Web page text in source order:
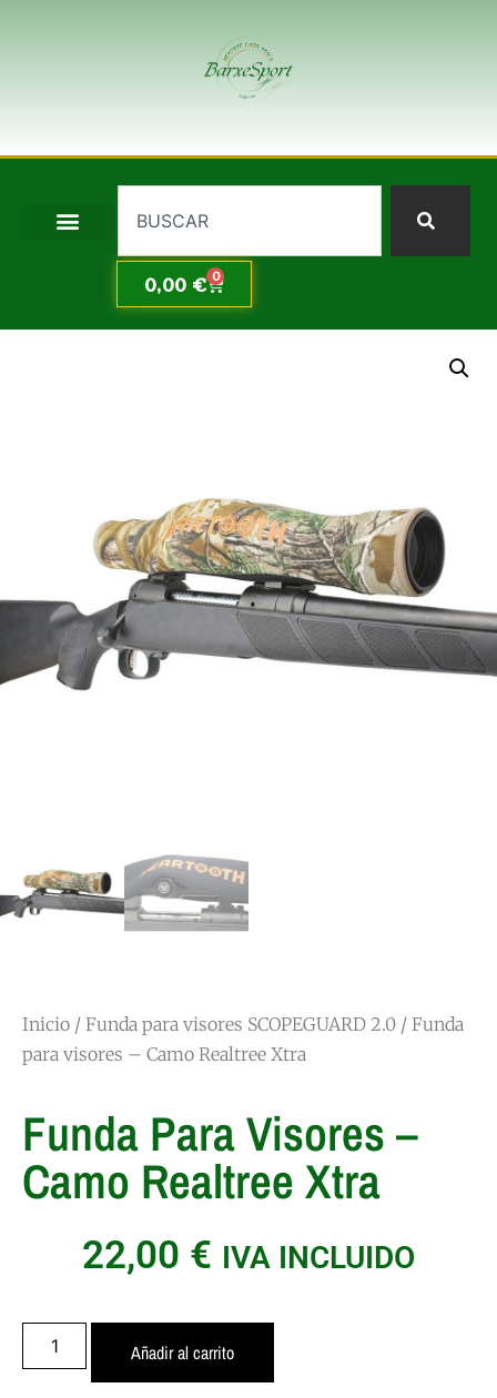
0,00€ 0
Inicio / Funda para visores SCOPEGUARD 2.0 / Funda
para visores – Camo Realtree Xtra
Funda Para Visores –
Camo Realtree Xtra
22,00 € IVA INCLUIDO
Añadir al carrito